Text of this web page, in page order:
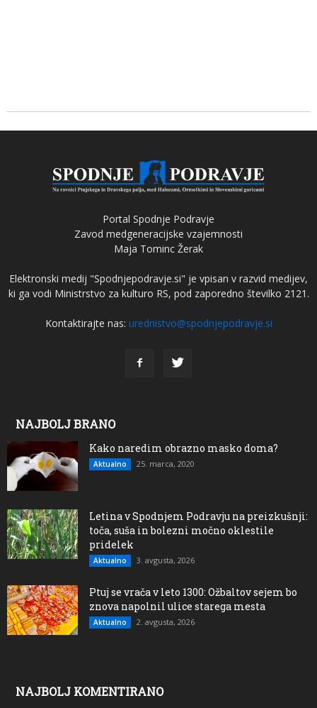
Portal Spodnje Podravje
Zavod medgeneracijske vzajemnosti
Maja Tominc Žerak
Elektronski medij "Spodnjepodravje.si" je vpisan v razvid medijev,
ki ga vodi Ministrstvo za kulturo RS, pod zaporedno številko 2121.
Kontaktirajte nas: urednistvo@spodnjepodravje.si
NAJBOLJ BRANO
Kako naredim obrazno masko doma?
Aktualno 25. marca, 2020
Letina v Spodnjem Podravju na preizkušnji:
toča, suša in bolezni močno oklestile
pridelek
Aktualno 3. avgusta, 2026
Ptuj se vrača v leto 1300: Ožbaltov sejem bo
znova napolnil ulice starega mesta
Aktualno 2. avgusta, 2026
NAJBOLJ KOMENTIRANO